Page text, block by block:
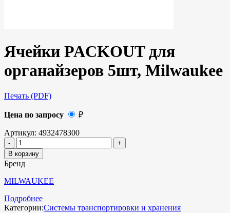
Ячейки PACKOUT для
органайзеров 5шт, Milwaukee
Печать (PDF)
Цена по запросу ₽
Артикул: 4932478300
В корзину
Бренд
MILWAUKEE
Подробнее
Категории:Системы транспортировки и хранения